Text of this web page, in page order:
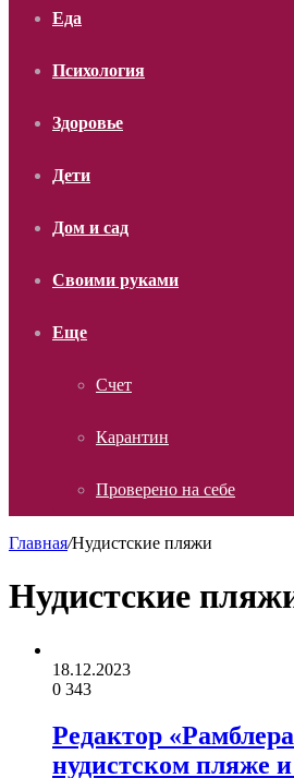
Еда
Психология
Здоровье
Дети
Дом и сад
Своими руками
Еще
Счет
Карантин
Проверено на себе
Главная/Нудистские пляжи
Нудистские
18.12.2023
0 343
Редактор
нудистском пляже